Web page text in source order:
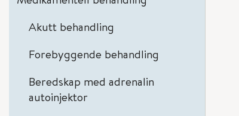
Akutt behandling
Forebyggende behandling
Beredskap med adrenalin
autoinjektor